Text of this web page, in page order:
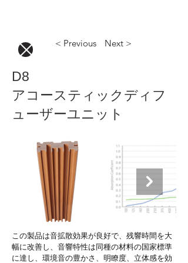
< Previous Next >
D8
アコースティックディフ
ューザーユニット
この製品は音拡散効果が良好で、残響時間を大
幅に改善し、音響特性は同種の材料の国家標準
に達し、環境音の豊かさ、明瞭度、立体感を効